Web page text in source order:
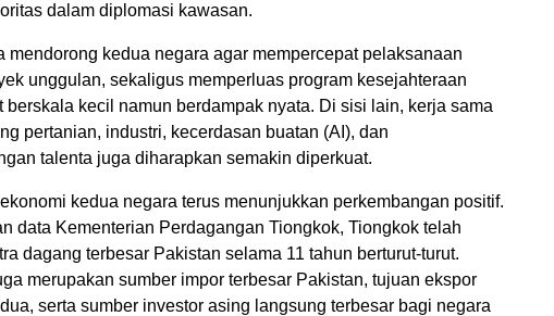
dalam diplomasi kawasan.
mendorong kedua negara agar mempercepat pelaksanaan
unggulan, sekaligus memperluas program kesejahteraan
berskala kecil namun berdampak nyata. Di sisi lain, kerja sama
pertanian, industri, kecerdasan buatan (AI), dan
talenta juga diharapkan semakin diperkuat.
kedua negara terus menunjukkan perkembangan positif.
data Kementerian Perdagangan Tiongkok, Tiongkok telah
dagang terbesar Pakistan selama 11 tahun berturut-turut.
merupakan sumber impor terbesar Pakistan, tujuan ekspor
serta sumber investor asing langsung terbesar bagi negara